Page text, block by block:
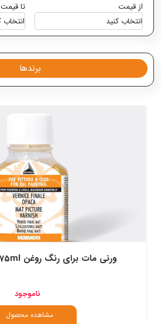
از قیمت تا قیمت
برندها
ورنی مات برای رنگ روغن 75ml مایمری کد674
ناموجود
مشاهده محصول